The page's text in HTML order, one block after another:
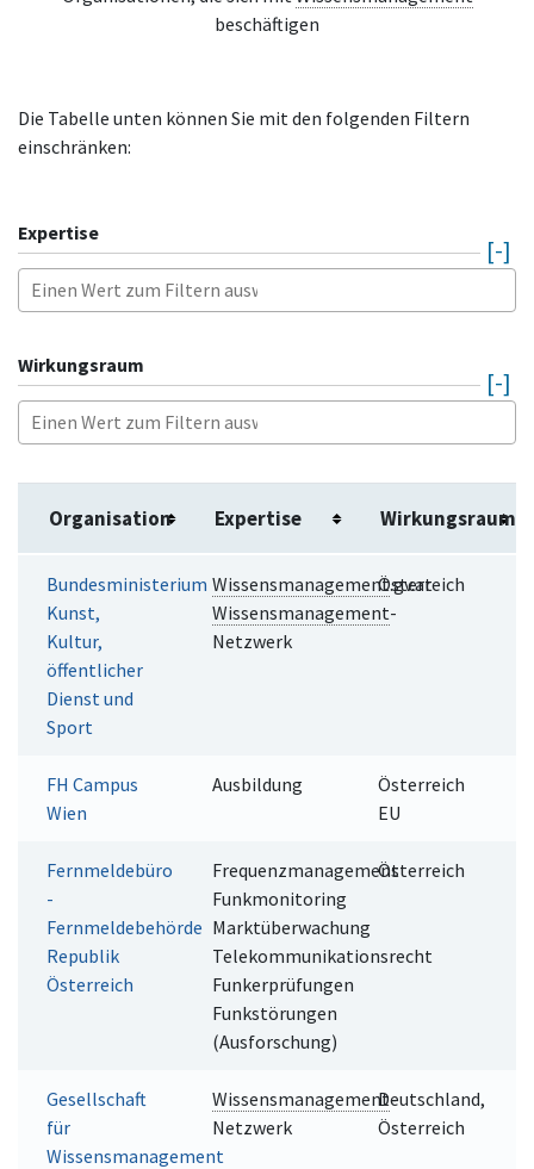
beschäftigen
Die Tabelle unten können Sie mit den folgenden Filtern
einschränken:
Expertise
Wirkungsraum
Organisation Expertise Wirkungsraum
Bundesministerium
Kunst,
Kultur,
öffentlicher
Dienst und
Sport
Wissensmanagement.gv.at
Wissensmanagement-
Netzwerk
Österreich
FH Campus
Wien
Ausbildung
Österreich
EU
Fernmeldebüro
-
Fernmeldebehörde
Republik
Österreich
Frequenzmanagement
Funkmonitoring
Marktüberwachung
Telekommunikationsrecht
Funkerprüfungen
Funkstörungen
(Ausforschung)
Österreich
Gesellschaft
für
Wissensmanagement
Wissensmanagement-
Netzwerk
Deutschland,
Österreich